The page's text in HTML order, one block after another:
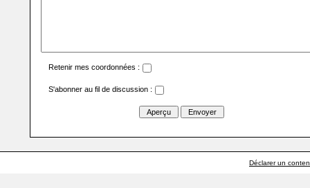
Retenir mes coordonnées :
S'abonner au fil de discussion :
Déclarer un